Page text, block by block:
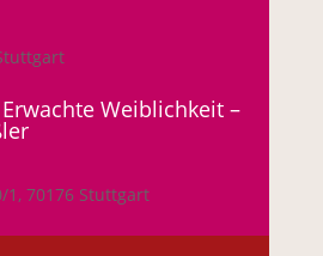
Weiblichkeit –
1, 70176 Stuttgart